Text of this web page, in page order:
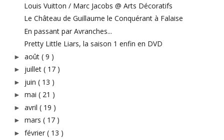
Louis Vuitton / Marc Jacobs @ Arts Décoratifs
Le Château de Guillaume le Conquérant à Falaise
En passant par Avranches...
Pretty Little Liars, la saison 1 enfin en DVD
► août ( 9 )
► juillet ( 17 )
► juin ( 13 )
► mai ( 21 )
► avril ( 19 )
► mars ( 17 )
► février ( 13 )